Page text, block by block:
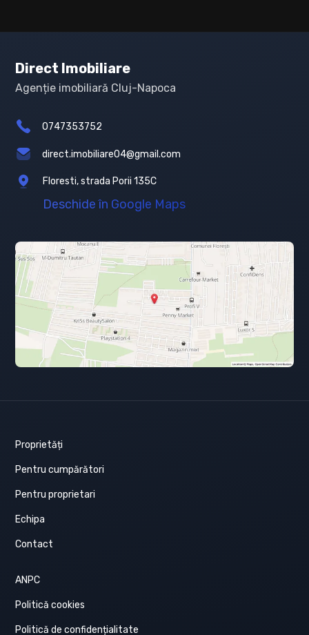
Direct Imobiliare
Agenție imobiliară Cluj-Napoca
0747353752
direct.imobiliare04@gmail.com
Floresti, strada Porii 135C
Deschide în Google Maps
Proprietăți
Pentru cumpărători
Pentru proprietari
Echipa
Contact
ANPC
Politică cookies
Politică de confidențialitate